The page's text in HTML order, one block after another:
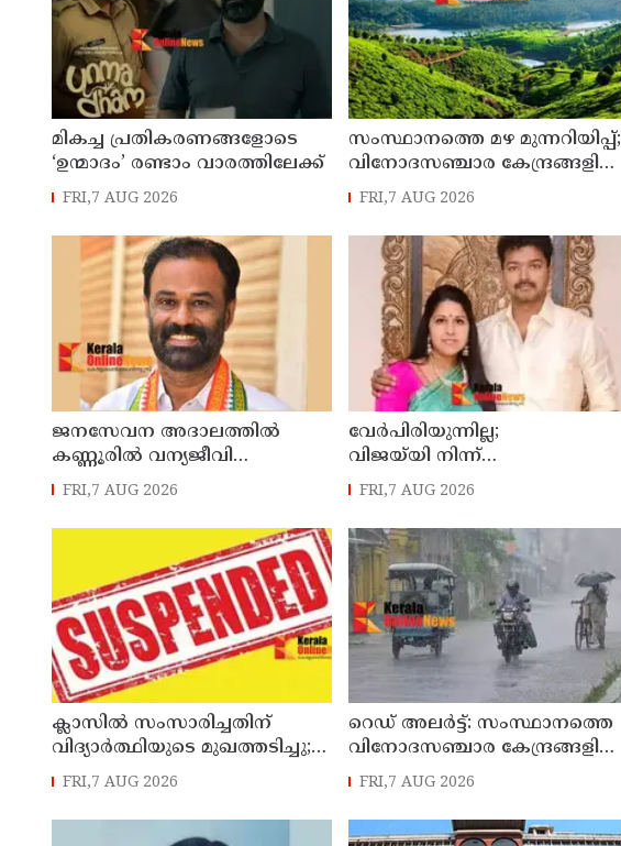
മികച്ച പ്രതികരണങ്ങളോടെ
‘ഉന്മാദം’ രണ്ടാം വാരത്തിലേക്ക്
FRI,7 AUG 2026
സംസ്ഥാനത്തെ മഴ മുന്നറിയിപ്പ്;
വിനോദസഞ്ചാര കേന്ദ്രങ്ങളില്‍
നിയന്ത്രണം; തുറമുഖങ്ങളില്‍
FRI,7 AUG 2026
ജനസേവന അദാലത്തിൽ
കണ്ണൂരിൽ വന്യജീവി
ആക്രമണത്തിന് ഇരയായ 30
പേർക്ക് സഹായധനം
അനുവദിച്ചു
FRI,7 AUG 2026
വേർപിരിയുന്നില്ല;
വിജയ്‍യി നിന്ന്
വിവാഹമോചനം വേണ്ടെന്ന്
സംഗീത
FRI,7 AUG 2026
ക്ലാസിൽ സംസാരിച്ചതിന്
വിദ്യാര്‍ത്ഥിയുടെ മുഖത്തടിച്ചു;
അധ്യാപകന് സസ്പെൻഷൻ
FRI,7 AUG 2026
റെഡ് അലർട്ട്: സംസ്ഥാനത്തെ
വിനോദസഞ്ചാര കേന്ദ്രങ്ങളിൽ
നിയന്ത്രണം
FRI,7 AUG 2026